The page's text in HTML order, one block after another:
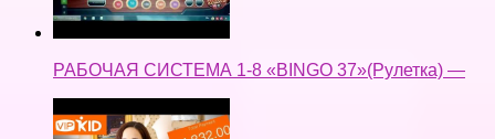
РАБОЧАЯ СИСТЕМА 1-8 «BINGO 37»(Рулетка) —